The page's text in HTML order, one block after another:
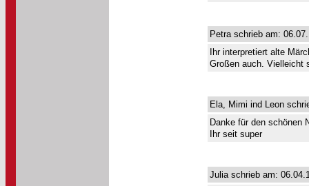
Petra schrieb am:
Ihr interpretiert alte
Großen auch. Vielleicht
Ela, Mimi ind Leon
Danke für den schönen
Ihr seit super
Julia schrieb am: